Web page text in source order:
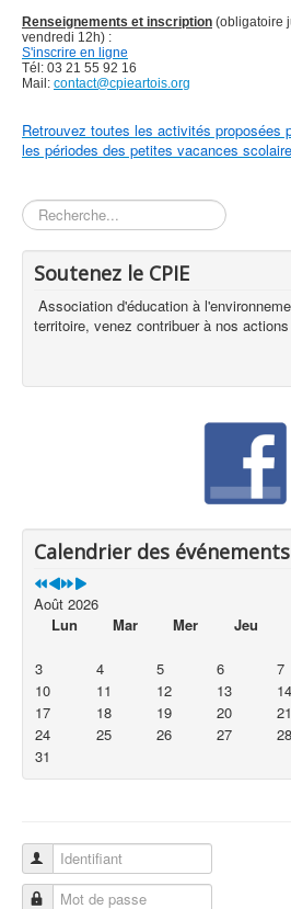
Renseignements et inscription (obligatoire
vendredi 12h) :
S'inscrire en ligne
Tél: 03 21 55 92 16
Mail: contact@cpieartois.org
Retrouvez toutes les activités proposées
les périodes des petites vacances
Rechercher
Soutenez le CPIE
Association d'éducation à
territoire, venez contribuer à nos
Calendrier des événements
Août 2026
Lun
Mar Mer Jeu
3
4 5 6 7
10
11 12 13 14
17
18 19 20 21
24
25 26 27 28
31
Identifiant
Mot de passe